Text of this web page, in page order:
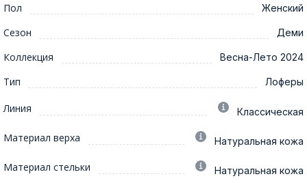
Пол Женский
Сезон Деми
Коллекция Весна-Лето 2024
Тип Лоферы
Линия Классическая
Материал верха Натуральная кожа
Материал стельки Натуральная кожа